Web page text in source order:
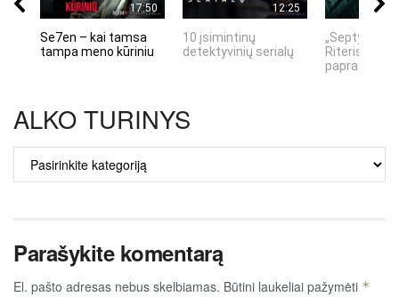
17:50
Se7en – kai tamsa
tampa meno kūriniu
12:25
10 įsimintinų
detektyvinių serialų
„Septynių
Riteris" – kai
ALKO TURINYS
ALKO
TURINYS
Parašykite komentarą
El. pašto adresas nebus skelbiamas. Būtini laukeliai pažymėti *